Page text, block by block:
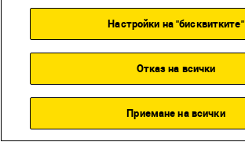
Настройки на "бисквитките"
Отказ на всички
Приемане на всички